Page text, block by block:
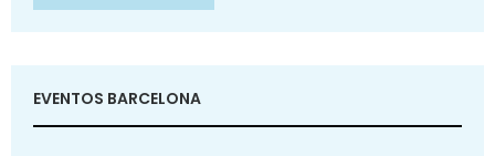
EVENTOS BARCELONA